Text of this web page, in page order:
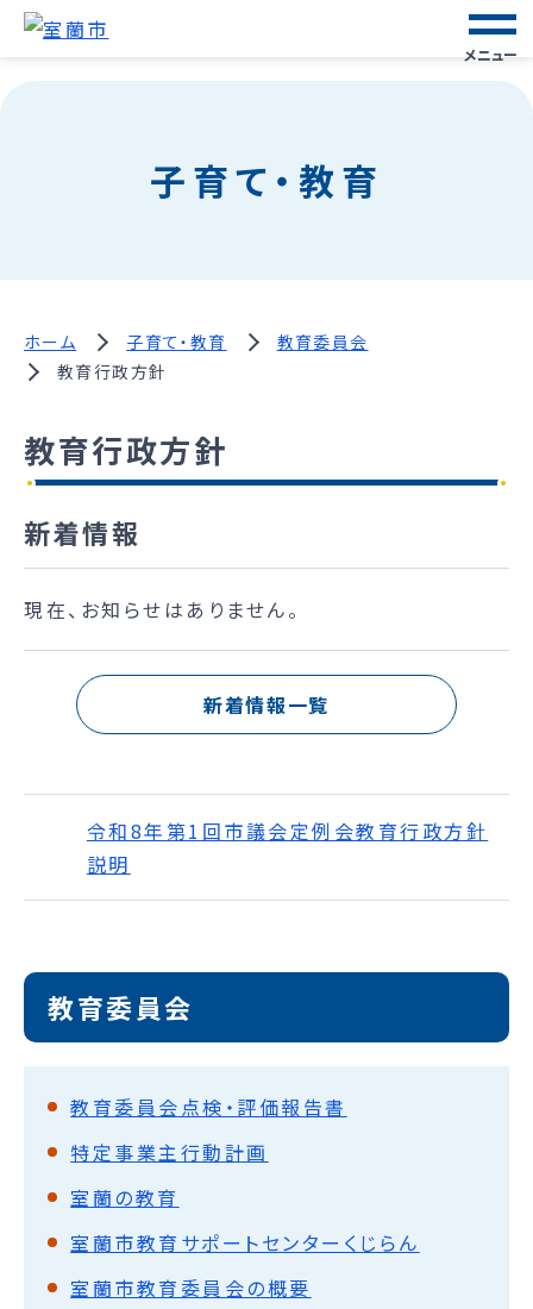
メニュー
子育て・教育
ホーム 子育て・教育
教育委員会
教育行政方針
教育行政方針
新着情報
現在、お知らせはありません。
新着情報一覧
令和8年第1回市議会定例会教育行政方針
説明
教育委員会
教育委員会点検・評価報告書
特定事業主行動計画
室蘭の教育
室蘭市教育サポートセンターくじらん
室蘭市教育委員会の概要